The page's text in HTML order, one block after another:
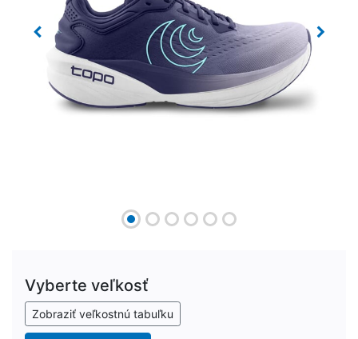
Previous Next
Vyberte veľkosť
Zobraziť veľkostnú tabuľku